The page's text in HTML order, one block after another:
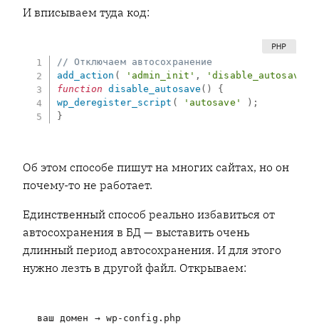
И вписываем туда код:
// Отключаем автосохранение
add_action ( 'admin_init' , 'disable_autosave'
function
disable_autosave( )
{
wp_deregister_script ( 'autosave' ) ;
}
Об этом способе пишут на многих сайтах, но он
почему-то не работает.
Единственный способ реально избавиться от
автосохранения в БД — выставить очень
длинный период автосохранения. И для этого
нужно лезть в другой файл. Открываем:
ваш домен → wp-config.php